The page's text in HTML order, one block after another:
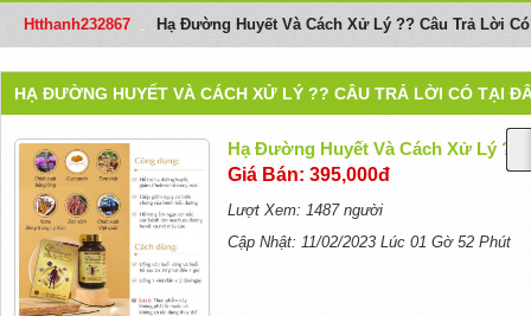
Htthanh232867 Hạ Đường Huyết Và Cách Xử Lý ?? Câu Trả Lời
HẠ ĐƯỜNG HUYẾT VÀ CÁCH XỬ LÝ ?? CÂU TRẢ LỜI CÓ TẠI
Hạ Đường Huyết Và Cách Xử Lý ??
Giá Bán: 395,000đ
Lượt Xem: 1487 người
Cập Nhật: 11/02/2023 Lúc 01 Gờ 52 Phút